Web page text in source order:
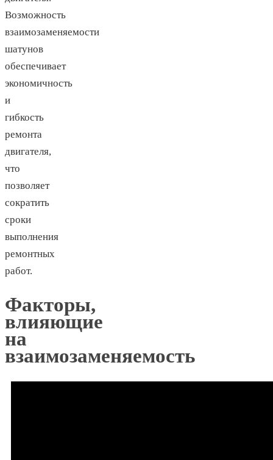
Возможность
взаимозаменяемости
шатунов
обеспечивает
экономичность
и
гибкость
ремонта
двигателя,
что
позволяет
сократить
сроки
выполнения
ремонтных
работ.
Факторы,
влияющие
на
взаимозаменяемость